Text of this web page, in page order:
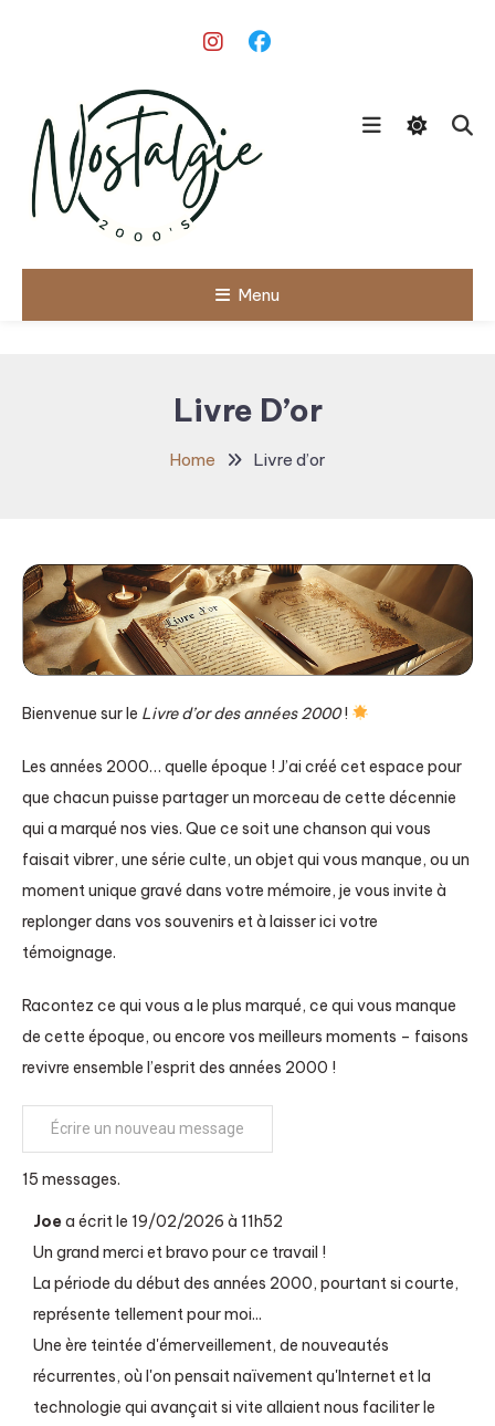
Nostalgie
Menu
Livre D’or
Home Livre d’or
Bienvenue sur le Livre d’or des années 2000!
Les années 2000… quelle époque ! J’ai créé cet espace pour
que chacun puisse partager un morceau de cette décennie
qui a marqué nos vies. Que ce soit une chanson qui vous
faisait vibrer, une série culte, un objet qui vous manque, ou un
moment unique gravé dans votre mémoire, je vous invite à
replonger dans vos souvenirs et à laisser ici votre
témoignage.
Racontez ce qui vous a le plus marqué, ce qui vous manque
de cette époque, ou encore vos meilleurs moments – faisons
revivre ensemble l’esprit des années 2000 !
15 messages.
Joea écrit le 19/02/2026 à 11h52
Un grand merci et bravo pour ce travail !
La période du début des années 2000, pourtant si courte,
représente tellement pour moi...
Une ère teintée d'émerveillement, de nouveautés
récurrentes, où l'on pensait naïvement qu'Internet et la
technologie qui avançait si vite allaient nous faciliter le